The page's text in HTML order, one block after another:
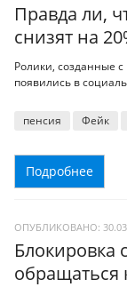
Правда ли,
снизят на
Ролики, созданные
появились в
пенсия Фейк
Подробнее
ОПУБЛИКОВАНО:
Блокировка
обращаться